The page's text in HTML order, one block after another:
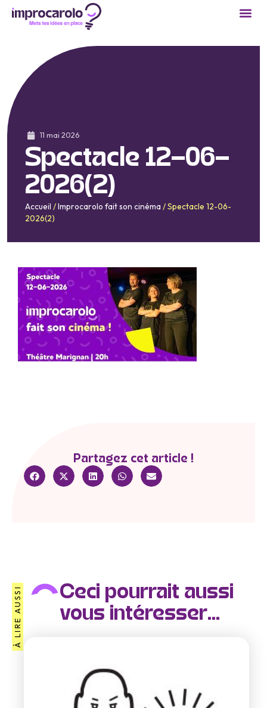
11 mai 2026
Spectacle 12-06-
2026(2)
Accueil /Improcarolo fait son cinéma /Spectacle 12-06-
2026(2)
Partagez cet article !
À LIRE AUSSI
Ceci pourrait aussi
vous intéresser...